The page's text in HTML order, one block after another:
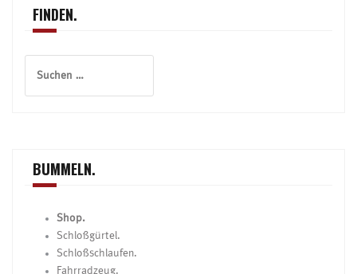
FINDEN.
nach:
BUMMELN.
Shop.
Schloßgürtel.
Schloßschlaufen.
Fahrradzeug.